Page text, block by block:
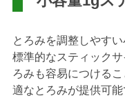
とろみを調整しやすい
標準的なスティック
ろみも容易につける
適なとろみが提供可能